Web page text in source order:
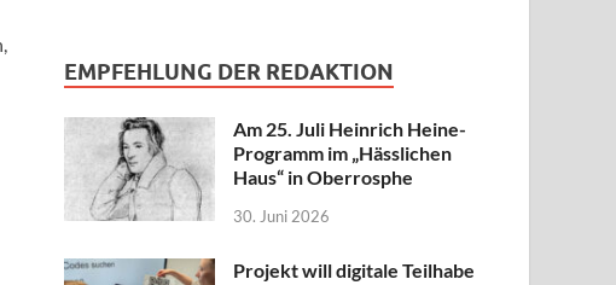
EMPFEHLUNG DER REDAKTION
Am 25. Juli Heinrich Heine-
Programm im „Hässlichen
Haus“ in Oberrosphe
30. Juni 2026
Projekt will digitale Teilhabe